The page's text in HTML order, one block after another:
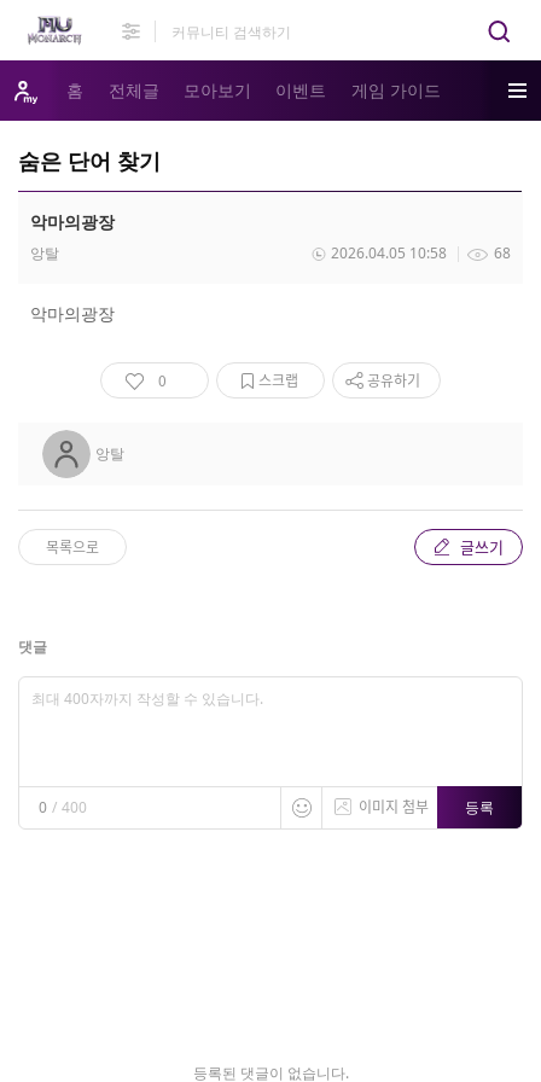
홈 전체글 모아보기 이벤트 게임 가이드
숨은 단어 찾기
악마의광장
앙탈 68
2026.04.05 10:58
악마의광장
0 스크랩 공유하기
앙탈
목록으로 글쓰기
댓글
0 / 400 이미지 첨부 등록
등록된 댓글이 없습니다.